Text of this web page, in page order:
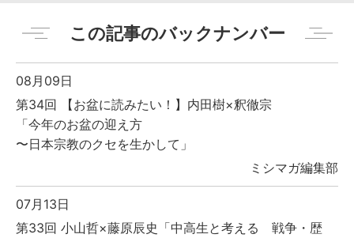
この記事のバックナンバー
08月09日
第34回 【お盆に読みたい！】内田樹×釈徹宗
「今年のお盆の迎え方
〜日本宗教のクセを生かして」
ミシマガ編集部
07月13日
第33回 小山哲×藤原辰史「中高生と考える 戦争・歴